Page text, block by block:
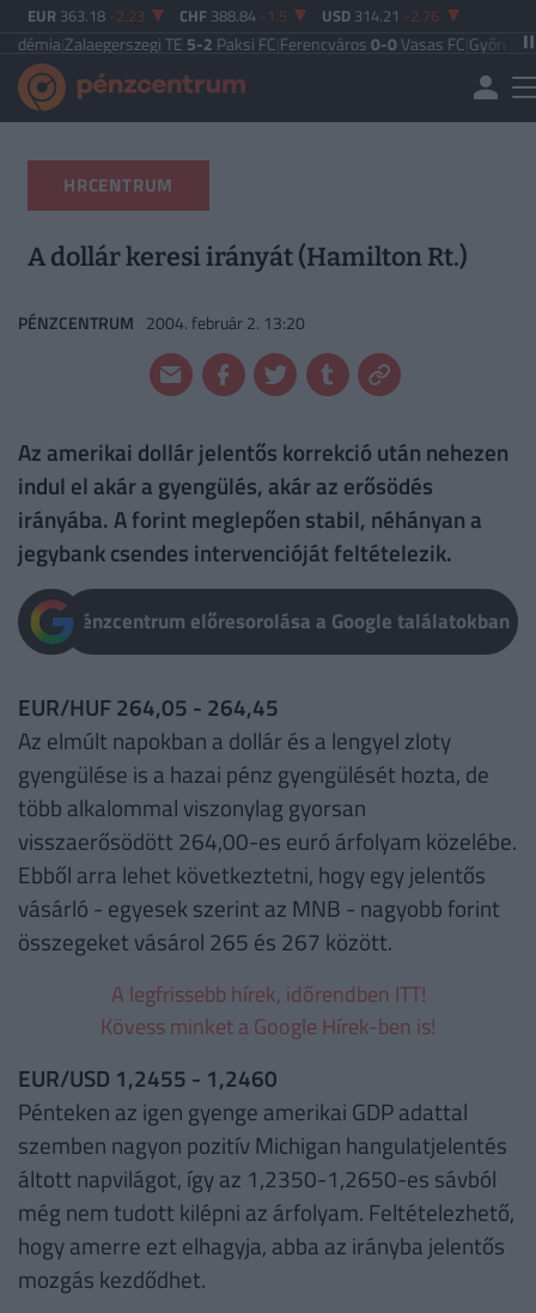
EUR 363.18 -2.23 CHF 388.84 -1.5 USD 314.21 -2.76
TE5-2Paksi FC|Ferencváros0-0Vasas FC| Győri ETO FC4-0
HRCENTRUM
A dollár keresi irányát (Hamilton Rt.)
PÉNZCENTRUM 2004. február 2. 13:20
Az amerikai dollár jelentős korrekció után nehezen
indul el akár a gyengülés, akár az erősödés
irányába. A forint meglepően stabil, néhányan a
jegybank csendes intervencióját feltételezik.
Pénzcentrum előresorolása a Google találatokban
EUR/HUF 264,05 - 264,45
Az elmúlt napokban a dollár és a lengyel zloty
gyengülése is a hazai pénz gyengülését hozta, de
több alkalommal viszonylag gyorsan
visszaerősödött 264,00-es euró árfolyam közelébe.
Ebből arra lehet következtetni, hogy egy jelentős
vásárló - egyesek szerint az MNB - nagyobb forint
összegeket vásárol 265 és 267 között.
A legfrissebb hírek, időrendben ITT!
Kövess minket a Google Hírek-ben is!
EUR/USD 1,2455 - 1,2460
Pénteken az igen gyenge amerikai GDP adattal
szemben nagyon pozitív Michigan hangulatjelentés
áltott napvilágot, így az 1,2350-1,2650-es sávból
még nem tudott kilépni az árfolyam. Feltételezhető,
hogy amerre ezt elhagyja, abba az irányba jelentős
mozgás kezdődhet.